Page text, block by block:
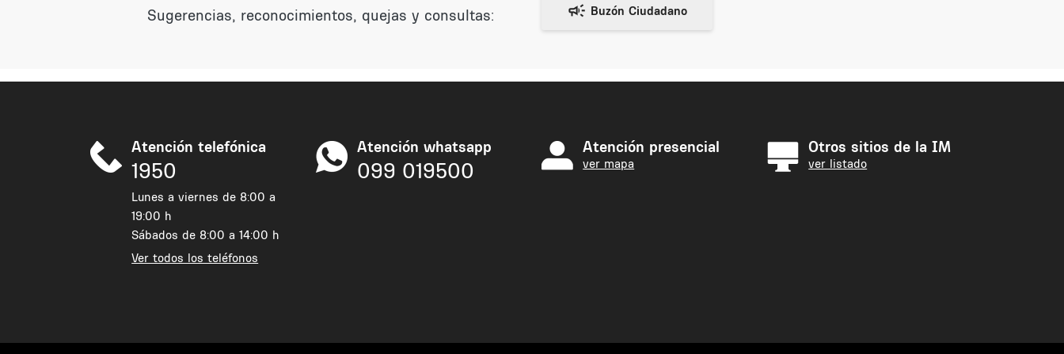
Sugerencias, reconocimientos, quejas y consultas:
Atención telefónica
1950
Lunes a viernes de 8:00 a
19:00 h
Sábados de 8:00 a 14:00 h
Ver todos los teléfonos
Atención whatsapp
099 019500
Atención presencial
ver mapa
Otros sitios de la IM
ver listado